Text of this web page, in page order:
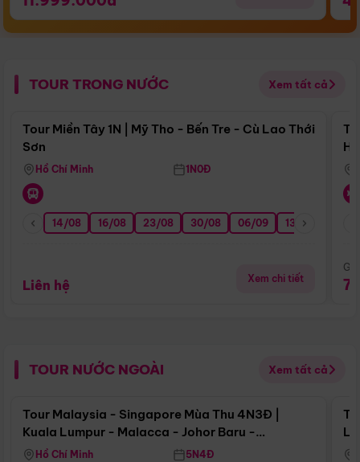
TOUR TRONG NƯỚC Xem tất cả
Điểm nổi bật
Tour Miền Tây 1N | Mỹ Tho - Bến Tre - Cù Lao Thới
Sơn
Hồ Chí Minh 1N0Đ
14/08 16/08 23/08 30/08 06/09 13/09
Liên hệ Xem chi tiết
TOUR NƯỚC NGOÀI Xem tất cả
Điểm nổi bật
Tour Malaysia - Singapore Mùa Thu 4N3Đ |
Kuala Lumpur - Malacca - Johor Baru -
Singapore
Hồ Chí Minh 5N4Đ